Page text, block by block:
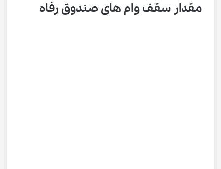
مقدار سقف وام های صندوق رفاه